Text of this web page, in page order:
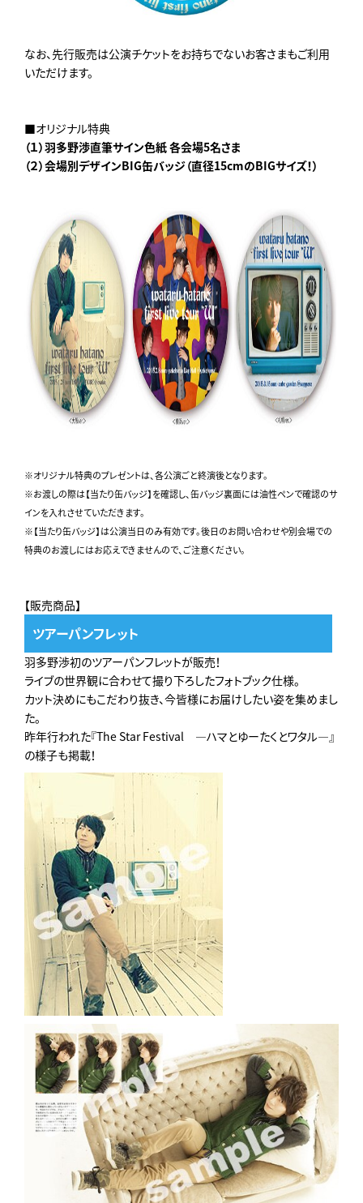
なお、先行販売は公演チケットをお持ちでないお客さまもご利用
いただけます。
■オリジナル特典
（１）羽多野渉直筆サイン色紙 各会場5名さま
（２）会場別デザインBIG缶バッジ（直径15cmのBIGサイズ！）
※オリジナル特典のプレゼントは、各公演ごと終演後となります。
※お渡しの際は【当たり缶バッジ】を確認し、缶バッジ裏面には油性ペンで確認のサ
インを入れさせていただきます。
※【当たり缶バッジ】は公演当日のみ有効です。後日のお問い合わせや別会場での
特典のお渡しにはお応えできませんので、ご注意ください。
【販売商品】
ツアーパンフレット
羽多野渉初のツアーパンフレットが販売！
ライブの世界観に合わせて撮り下ろしたフォトブック仕様。
カット決めにもこだわり抜き、今皆様にお届けしたい姿を集めまし
た。
昨年行われた『The Star Festival ―ハマとゆーたくとワタル―』
の様子も掲載！